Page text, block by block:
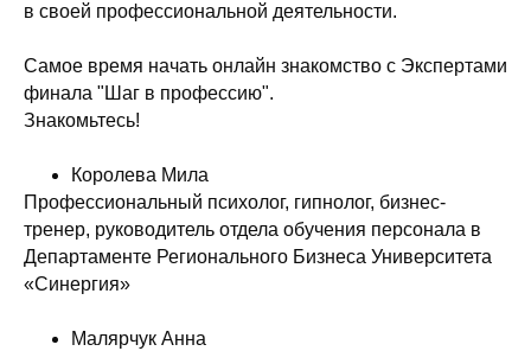
в своей профессиональной деятельности.
Самое время начать онлайн знакомство с Экспертами
финала "Шаг в профессию".
Знакомьтесь!
Королева Мила
Профессиональный психолог, гипнолог, бизнес-
тренер, руководитель отдела обучения персонала в
Департаменте Регионального Бизнеса Университета
«Синергия»
Малярчук Анна